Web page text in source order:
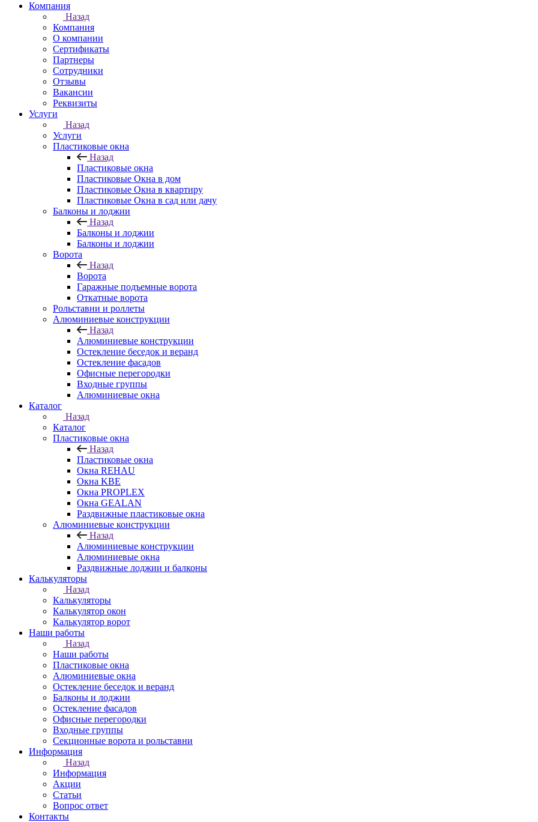
Компания
Назад
Компания
О компании
Сертификаты
Партнеры
Сотрудники
Отзывы
Вакансии
Реквизиты
Услуги
Назад
Услуги
Пластиковые окна
Назад
Пластиковые окна
Пластиковые Окна в дом
Пластиковые Окна в квартиру
Пластиковые Окна в сад или дачу
Балконы и лоджии
Назад
Балконы и лоджии
Балконы и лоджии
Ворота
Назад
Ворота
Гаражные подъемные ворота
Откатные ворота
Рольставни и роллеты
Алюминиевые конструкции
Назад
Алюминиевые конструкции
Остекление беседок и веранд
Остекление фасадов
Офисные перегородки
Входные группы
Алюминиевые окна
Каталог
Назад
Каталог
Пластиковые окна
Назад
Пластиковые окна
Окна REHAU
Окна KBE
Окна PROPLEX
Окна GEALAN
Раздвижные пластиковые окна
Алюминиевые конструкции
Назад
Алюминиевые конструкции
Алюминиевые окна
Раздвижные лоджии и балконы
Калькуляторы
Назад
Калькуляторы
Калькулятор окон
Калькулятор ворот
Наши работы
Назад
Наши работы
Пластиковые окна
Алюминиевые окна
Остекление беседок и веранд
Балконы и лоджии
Остекление фасадов
Офисные перегородки
Входные группы
Секционные ворота и рольставни
Информация
Назад
Информация
Акции
Статьи
Вопрос ответ
Контакты